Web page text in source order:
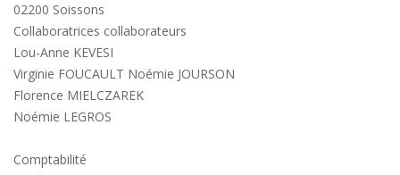
02200 Soissons
Collaboratrices collaborateurs
Lou-Anne KEVESI
Virginie FOUCAULT Noémie JOURSON
Florence MIELCZAREK
Noémie LEGROS
Comptabilité